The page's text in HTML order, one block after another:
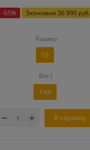
-65% Экономия 36 990 руб.
Размер
19
Вес1
1,68
В корзину